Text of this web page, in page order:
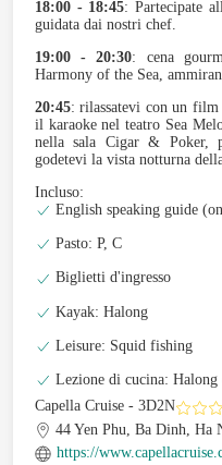
18:00 - 18:45: Partecipate
guidata dai nostri chef.
19:00 - 20:30: cena
Harmony of the Sea,
20:45: rilassatevi con un
il karaoke nel teatro Sea
nella sala Cigar & Poker,
godetevi la vista notturna
Incluso:
English speaking guide
Pasto: P, C
Biglietti d'ingresso
Kayak: Halong
Leisure: Squid fishing
Lezione di cucina: Halong
Capella Cruise - 3D2N
44 Yen Phu, Ba Dinh, Ha
https://